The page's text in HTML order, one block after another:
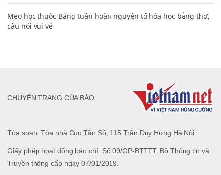
Mẹo học thuộc Bảng tuần hoàn nguyên tố hóa học bằng thơ,
câu nói vui vẻ
Tòa soạn: Tòa nhà Cục Tần Số, 115 Trần Duy Hưng Hà Nội
Giấy phép hoạt động báo chí: Số 09/GP-BTTTT, Bộ Thông tin và
Truyền thông cấp ngày 07/01/2019.
CHUYÊN TRANG CỦA BÁO